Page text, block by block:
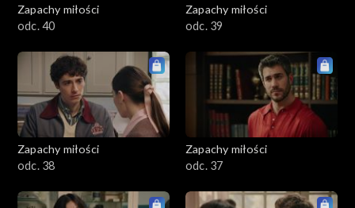
Zapachy miłości
odc. 40
Zapachy miłości
odc. 39
Zapachy miłości
odc. 38
Zapachy miłości
odc. 37